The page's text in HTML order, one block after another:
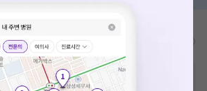
추가비용 등으로 실제 가격과 상이할 수 있으니, 정확
에 직접 문의해주세요.
처리하지 못했습니다.
의 일시적인 오류로, 잠시 후 다시 시도해주
제가 발생할 경우 모두닥 채널톡으로 문의